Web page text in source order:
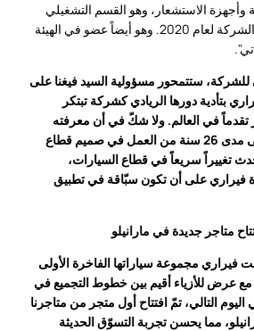
وأجهزة الاستشعار، وهو القسم التشغيلي
الأكبر والأكثر ربحية في الشركة لعام 2020. وهو أيضاً عضو في الهيئة
للشركة، ستتمحور مسؤولية السيد فيغنا على
بتأدية دورها الريادي كشركة تبتكر
تقدماً في العالم. ولا شكّ في أن معرفته
العميقة التي اكتسبها على مدى 26 سنة من العمل في صميم قطاع
تغييراً سريعاً في قطاع السيارات،
على أن تكون سبّاقة في تطبيق
متاجر جديدة في مارانيلو
2021، أطلقت فيراري مجموعة سياراتها الفاخرة الأولى
عرض للأزياء أقيم بين خطوط التجميع في
التالي، تمّ افتتاح أول متجر من متاجرنا
مما يحسن تجربة التسوّق الحديثة